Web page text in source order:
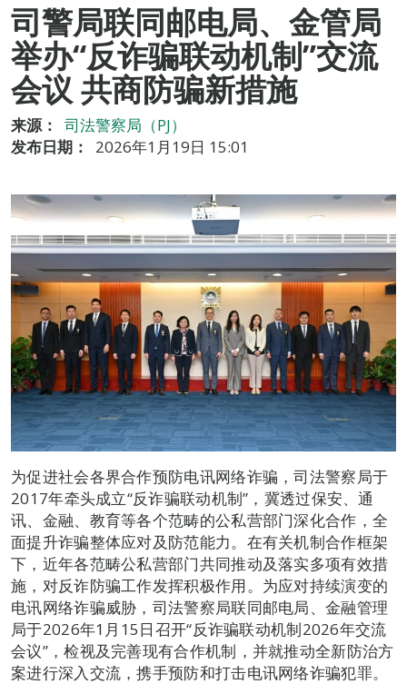
司警局联同邮电局、金管局
举办“反诈骗联动机制”交流
会议 共商防骗新措施
来源：
司法警察局（PJ）
发布日期：
2026年1月19日 15:01
为促进社会各界合作预防电讯网络诈骗，司法警察局于
2017年牵头成立“反诈骗联动机制”，冀透过保安、通
讯、金融、教育等各个范畴的公私营部门深化合作，全
面提升诈骗整体应对及防范能力。在有关机制合作框架
下，近年各范畴公私营部门共同推动及落实多项有效措
施，对反诈防骗工作发挥积极作用。为应对持续演变的
电讯网络诈骗威胁，司法警察局联同邮电局、金融管理
局于2026年1月15日召开“反诈骗联动机制2026年交流
会议”，检视及完善现有合作机制，并就推动全新防治方
案进行深入交流，携手预防和打击电讯网络诈骗犯罪。